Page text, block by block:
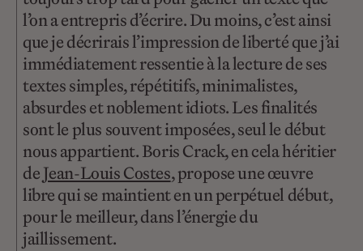
l’on a entrepris d’écrire. Du moins, c’est ainsi
que je décrirais l’impression de liberté que j’ai
immédiatement ressentie à la lecture de ses
textes simples, répétitifs, minimalistes,
absurdes et noblement idiots. Les finalités
sont le plus souvent imposées, seul le début
nous appartient. Boris Crack, en cela héritier
deJean-Louis Costes, propose une œuvre
libre qui se maintient en un perpétuel début,
pour le meilleur, dans l’énergie du
jaillissement.